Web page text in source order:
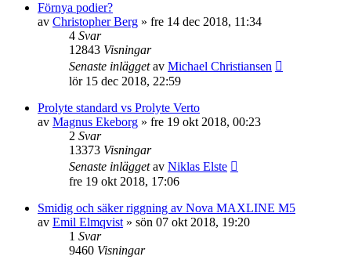
Förnya podier?
av Christopher Berg » fre 14 dec 2018, 11:34
4 Svar
12843 Visningar
Senaste inläggetav Michael Christiansen
lör 15 dec 2018, 22:59
Prolyte standard vs Prolyte Verto
av Magnus Ekeborg » fre 19 okt 2018, 00:23
2 Svar
13373 Visningar
Senaste inläggetav Niklas Elste
fre 19 okt 2018, 17:06
Smidig och säker riggning av Nova MAXLINE M5
av Emil Elmqvist » sön 07 okt 2018, 19:20
1 Svar
9460 Visningar